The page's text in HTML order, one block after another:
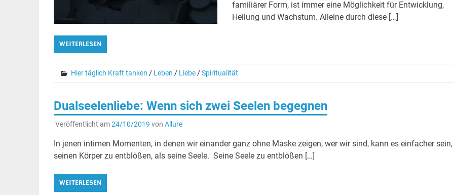
familiärer Form, ist immer eine Möglichkeit für Entwicklung,
Heilung und Wachstum. Alleine durch diese […]
WEITERLESEN
Hier täglich Kraft tanken / Leben / Liebe/Spiritualität
Dualseelenliebe: Wenn sich zwei Seelen begegnen
Veröffentlicht am24/10/2019 von Allure
In jenen intimen Momenten, in denen wir einander ganz ohne Maske zeigen, wer wir sind, kann es einfacher sein,
seinen Körper zu entblößen, als seine Seele. Seine Seele zu entblößen […]
WEITERLESEN